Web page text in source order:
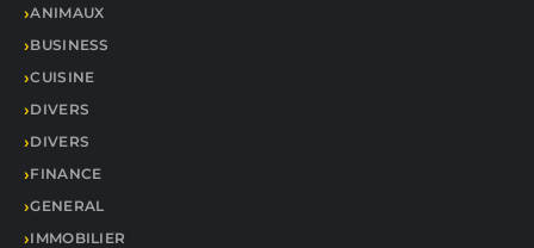
ANIMAUX
BUSINESS
CUISINE
DIVERS
DIVERS
FINANCE
GENERAL
IMMOBILIER